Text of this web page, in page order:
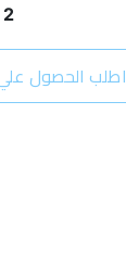
2
اطلب الحصول